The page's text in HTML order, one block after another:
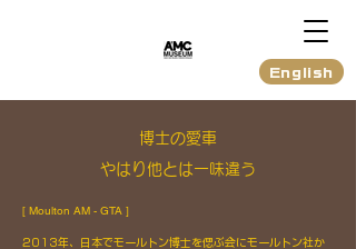
English
博士の愛車
やはり他とは一味違う
[ Moulton AM - GTA ]
2013年、日本でモールトン博士を偲ぶ会にモールトン社か